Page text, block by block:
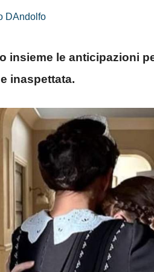
DAndolfo
insieme le anticipazioni
inaspettata.